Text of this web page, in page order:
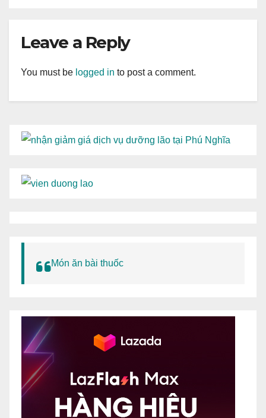
Leave a Reply
You must be logged in to post a comment.
Món ăn bài thuốc